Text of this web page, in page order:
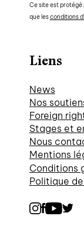
Ce site est protégé
que lesconditions
Liens
News
Nos
Foreign
Stages et
Nous
Mentions
Conditions
Politique